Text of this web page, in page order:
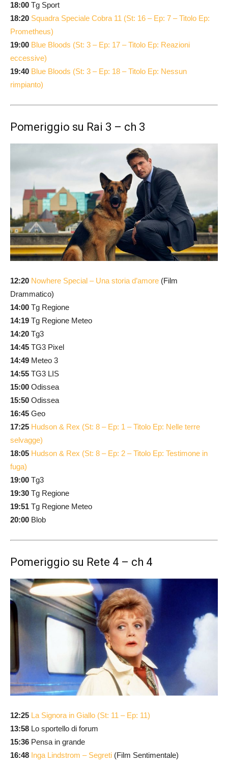
18:00 Tg Sport
18:20 Squadra Speciale Cobra 11 (St: 16 – Ep: 7 – Titolo Ep:
Prometheus)
19:00 Blue Bloods (St: 3 – Ep: 17 – Titolo Ep: Reazioni
eccessive)
19:40 Blue Bloods (St: 3 – Ep: 18 – Titolo Ep: Nessun
rimpianto)
Pomeriggio su Rai 3 – ch 3
12:20 Nowhere Special – Una storia d’amore (Film
Drammatico)
14:00 Tg Regione
14:19 Tg Regione Meteo
14:20 Tg3
14:45 TG3 Pixel
14:49 Meteo 3
14:55 TG3 LIS
15:00 Odissea
15:50 Odissea
16:45 Geo
17:25 Hudson & Rex (St: 8 – Ep: 1 – Titolo Ep: Nelle terre
selvagge)
18:05 Hudson & Rex (St: 8 – Ep: 2 – Titolo Ep: Testimone in
fuga)
19:00 Tg3
19:30 Tg Regione
19:51 Tg Regione Meteo
20:00 Blob
Pomeriggio su Rete 4 – ch 4
12:25 La Signora in Giallo (St: 11 – Ep: 11)
13:58 Lo sportello di forum
15:36 Pensa in grande
16:48 Inga Lindstrom – Segreti (Film Sentimentale)